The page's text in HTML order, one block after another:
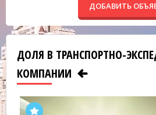
ДОБАВИТЬ
ДОЛЯ В ТРАНСПОРТНО-
КОМПАНИИ